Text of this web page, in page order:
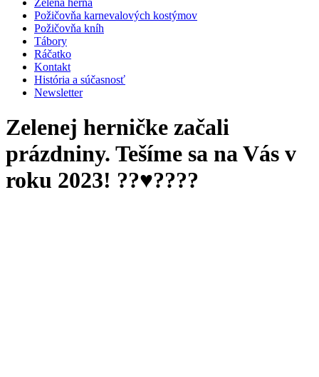
Požičovňa karnevalových kostýmov
Požičovňa kníh
Tábory
Ráčatko
Kontakt
História a súčasnosť
Newsletter
Zelenej herničke začali
prázdniny. Tešíme sa na Vás v
roku 2023! ??♥️?‍?‍?‍?